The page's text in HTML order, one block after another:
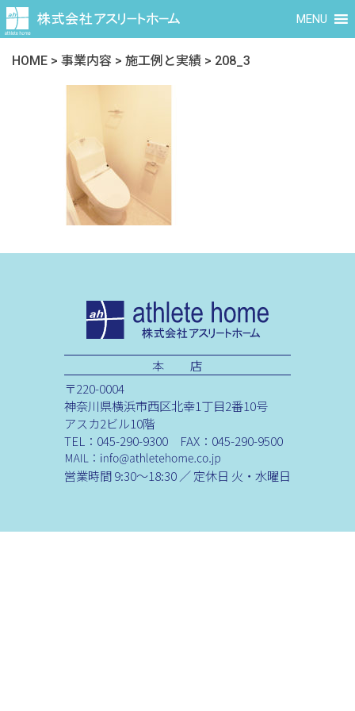
MENU
HOME > 事業内容 > 施工例と実績 > 208_3
本 店
〒220-0004
神奈川県横浜市西区北幸1丁目2番10号
アスカ2ビル10階
TEL：045-290-9300 FAX：045-290-9500
営業時間 9:30～18:30 ／ 定休日 火・水曜日